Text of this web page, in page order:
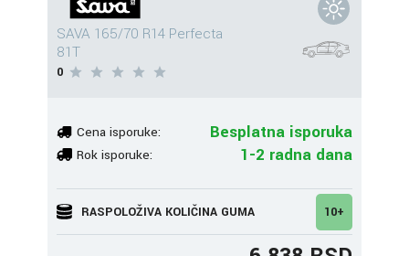
SAVA 165/70 R14 Perfecta
81T
0
Cena isporuke: Besplatna isporuka
Rok isporuke: 1-2 radna dana
RASPOLOŽIVA KOLIČINA GUMA 10+